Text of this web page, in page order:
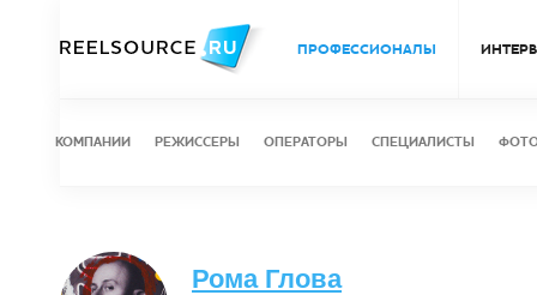
ПРОФЕССИОНАЛЫ
КОМПАНИИ РЕЖИССЕРЫ ОПЕРАТОРЫ СПЕЦИАЛИСТЫ
Рома Глова